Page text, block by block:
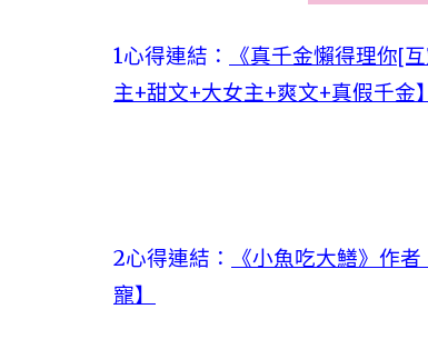
1心得連結：
《真千金懶得理你[
主+甜文+大女主+爽文+真假千金】
2心得連結：
《小魚吃大鱔》作
寵】